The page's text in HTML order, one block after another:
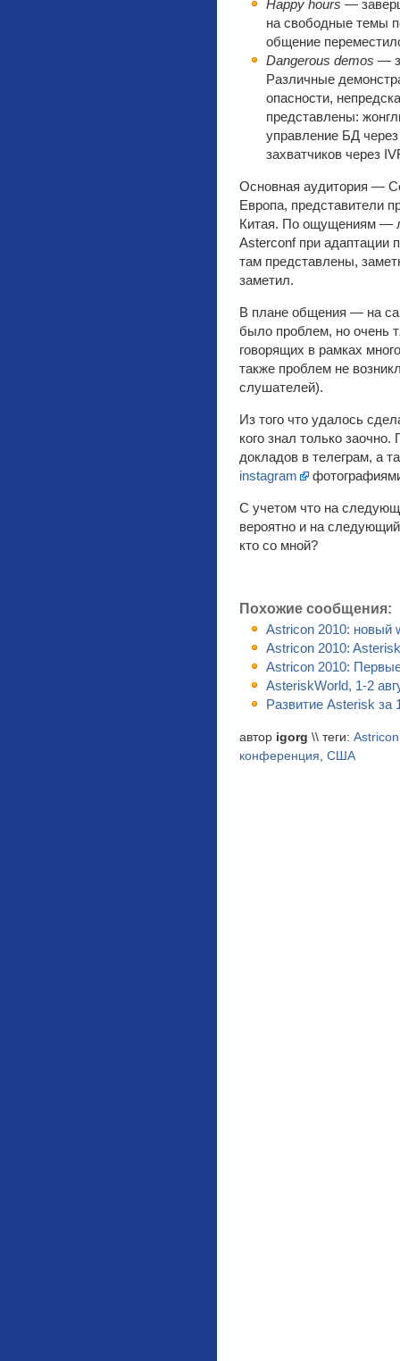
Happy hours —
на свободные темы
общение
Dangerous demos —
Различные
опасности,
представлены:
управление БД
захватчиков через
Основная аудитория —
Европа, представители
Китая. По ощущениям —
Asterconf при адаптации
там представлены,
заметил.
В плане общения — на
было проблем, но очень
говорящих в рамках
также проблем не
слушателей).
Из того что удалось
кого знал только
докладов в телеграм, а
instagram
С учетом что на
вероятно и на
кто со мной?
Похожие сообщения:
Astricon 2010: новый
Astricon 2010:
Astricon 2010:
AsteriskWorld, 1-2
Развитие Asterisk за
автор igorg \\ теги: Astricon
конференция, США